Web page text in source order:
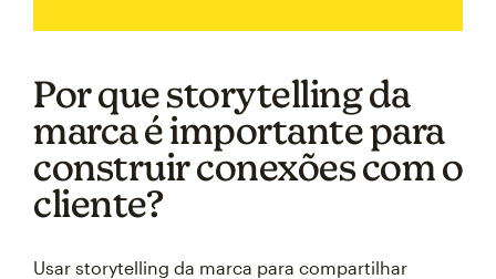
Por que storytelling da
marca é importante para
construir conexões com o
cliente?
Usar storytelling da marca para compartilhar